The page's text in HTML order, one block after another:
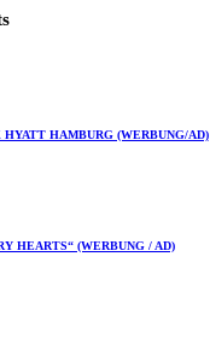
HAMBURG (WERBUNG/AD)
HEARTS“ (WERBUNG / AD)